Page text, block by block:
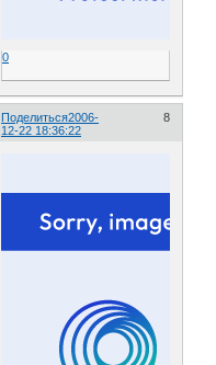
0
Поделиться 8
2006-
12-22 18:36:22